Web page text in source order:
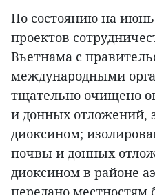
По состоянию на июнь
проектов
Вьетнама с
международными
тщательно очищено
и донных отложений,
диоксином;
почвы и донных
диоксином в районе